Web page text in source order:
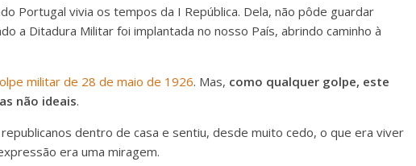
Portugal vivia os tempos da I República. Dela, não pôde guardar
a Ditadura Militar foi implantada no nosso País, abrindo caminho à
militar de 28 de maio de 1926. Mas, como qualquer golpe, este
não ideais.
dentro de casa e sentiu, desde muito cedo, o que era viver
era uma miragem.